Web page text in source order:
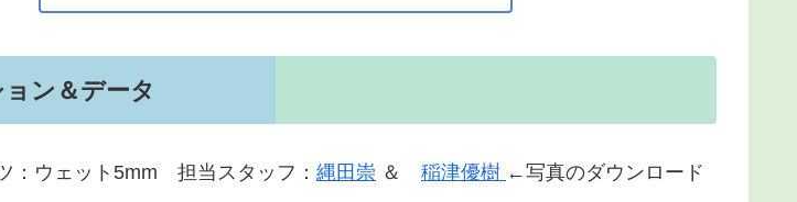
ン＆データ
ウェット5mm 担当スタッフ： 縄田崇 ＆ 稲津優樹 ←写真のダウンロード